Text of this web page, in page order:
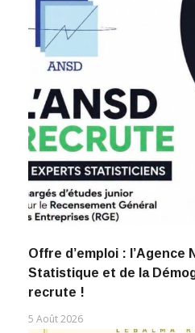
Offre d’emploi : l’Agence
Statistique et de la
recrute !
5 Août 2026